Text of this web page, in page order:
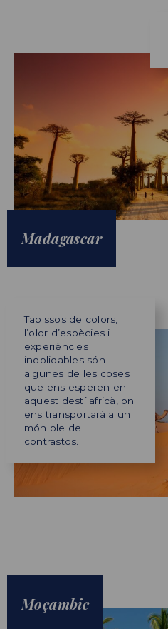
Madagascar
Tapissos de colors,
l’olor d’espècies i
experiències
inoblidables són
algunes de les coses
que ens esperen en
aquest destí africà, on
ens transportarà a un
món ple de
contrastos.
Moçambic